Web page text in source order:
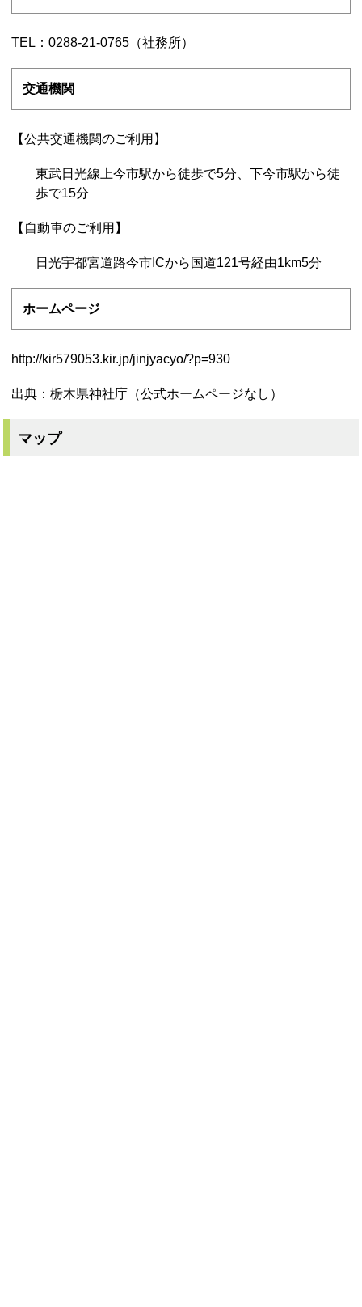
TEL：0288-21-0765（社務所）
交通機関
【公共交通機関のご利用】
東武日光線上今市駅から徒歩で5分、下今市駅から徒
歩で15分
【自動車のご利用】
日光宇都宮道路今市ICから国道121号経由1km5分
ホームページ
http://kir579053.kir.jp/jinjyacyo/?p=930
出典：栃木県神社庁（公式ホームページなし）
マップ